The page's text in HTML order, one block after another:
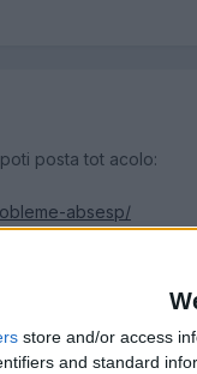
store and/or access
and standard
posta tot acolo:
absesp/